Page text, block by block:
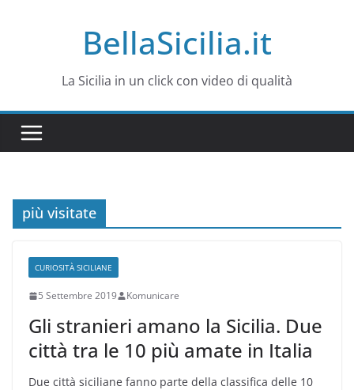
BellaSicilia.it
La Sicilia in un click con video di qualità
più visitate
CURIOSITÀ SICILIANE
5 Settembre 2019 Komunicare
Gli stranieri amano la Sicilia. Due
città tra le 10 più amate in Italia
Due città siciliane fanno parte della classifica delle 10